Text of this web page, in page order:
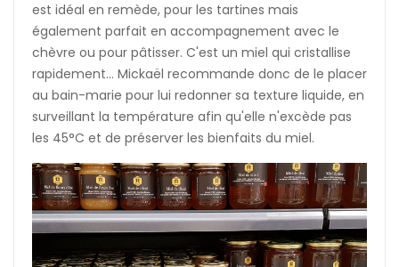
est idéal en remède, pour les tartines mais
également parfait en accompagnement avec le
chèvre ou pour pâtisser. C'est un miel qui cristallise
rapidement... Mickaël recommande donc de le placer
au bain-marie pour lui redonner sa texture liquide, en
surveillant la température afin qu'elle n'excède pas
les 45°C et de préserver les bienfaits du miel.